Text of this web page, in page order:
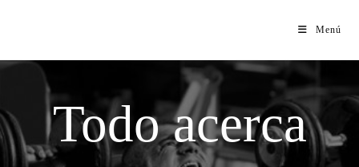
Menú
Todo acerca